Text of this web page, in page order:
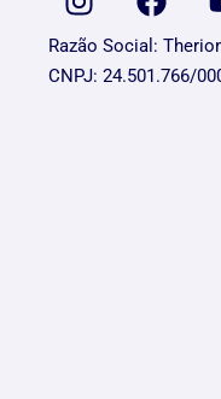
Razão Social:
CNPJ: 24.501.766/